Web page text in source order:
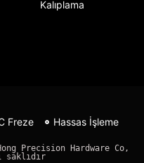
Kalıplama
Freze
Hassas İşleme
Precision Hardware Co,
saklıdır